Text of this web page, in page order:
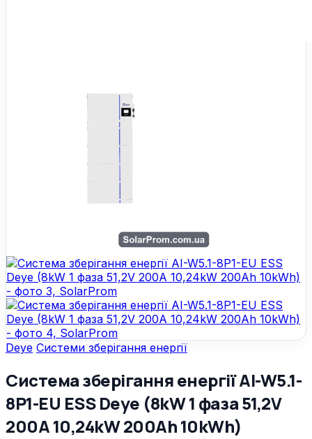
Deye Системи зберігання енергії
Система зберігання енергії AI-W5.1-
8P1-EU ESS Deye (8kW 1 фаза 51,2V
200A 10,24kW 200Ah 10kWh)